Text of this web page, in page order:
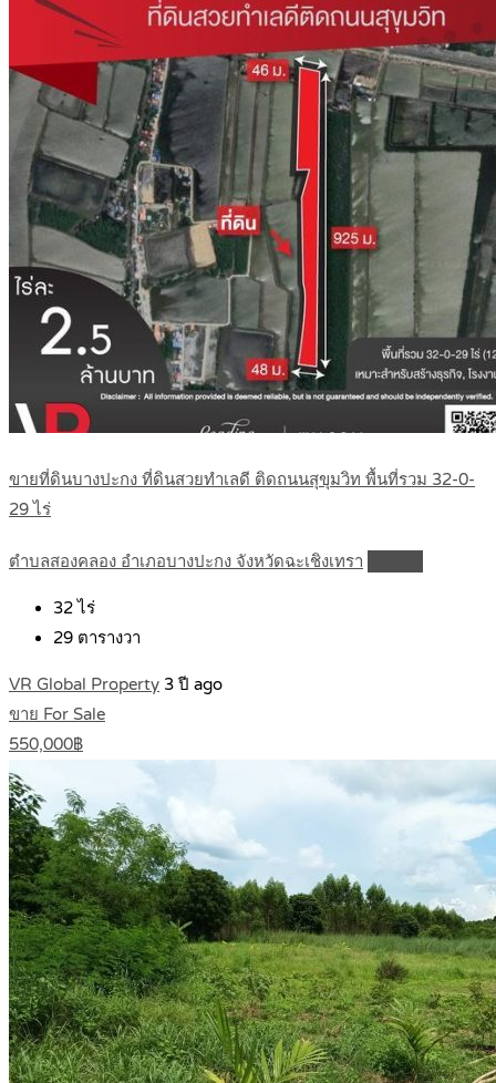
ขายที่ดินบางปะกง ที่ดินสวยทำเลดี ติดถนนสุขุมวิท พื้นที่รวม 32-0-
29 ไร่
ตำบลสองคลอง อำเภอบางปะกง จังหวัดฉะเชิงเทรา
32ไร่
29 ตารางวา
VR Global Property 3 ปี ago
ขาย For Sale
550,000฿